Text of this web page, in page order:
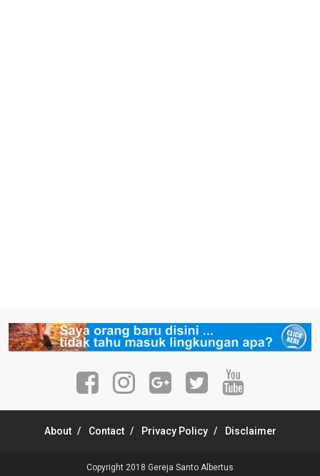
About Contact Privacy Policy Disclaimer
Copyright 2018 Gereja Santo Albertus